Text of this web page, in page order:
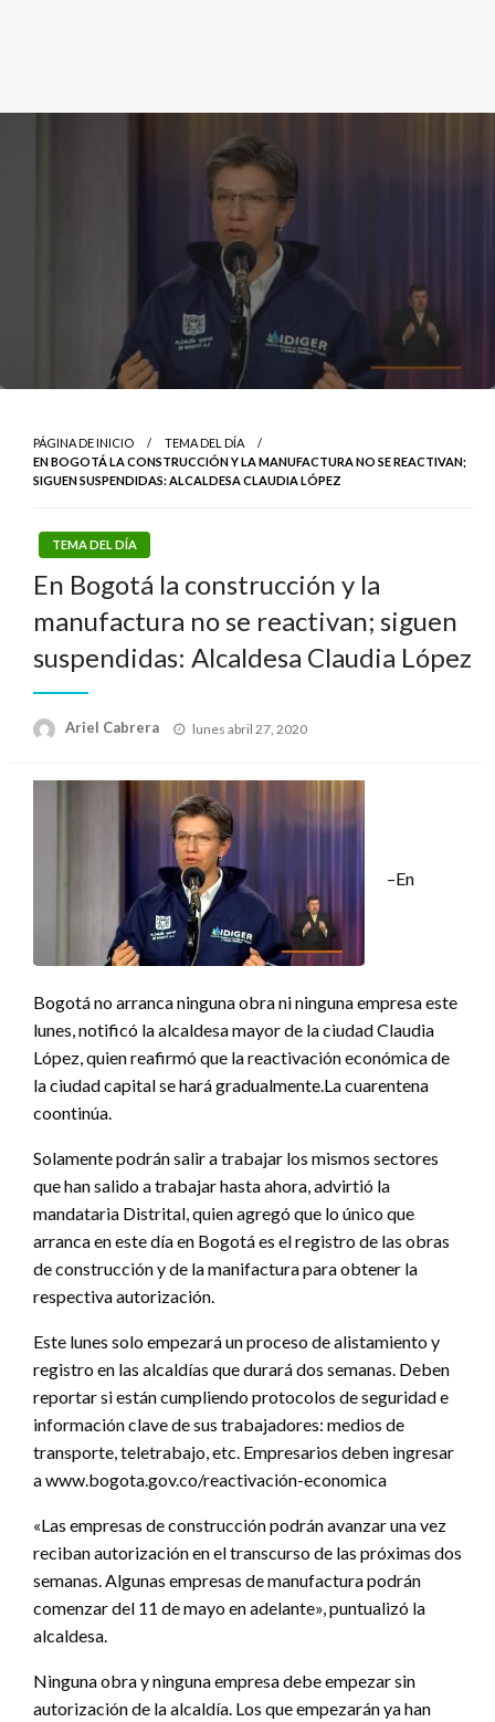
PÁGINA DE INICIO
TEMA DEL DÍA
EN BOGOTÁ LA CONSTRUCCIÓN Y LA MANUFACTURA NO SE REACTIVAN;
SIGUEN SUSPENDIDAS: ALCALDESA CLAUDIA LÓPEZ
TEMA DEL DÍA
En Bogotá la construcción y la
manufactura no se reactivan; siguen
suspendidas: Alcaldesa Claudia López
Ariel Cabrera
Publicado
lunes abril 27, 2020
–En
Bogotá no arranca ninguna obra ni ninguna empresa este
lunes, notificó la alcaldesa mayor de la ciudad Claudia
López, quien reafirmó que la reactivación económica de
la ciudad capital se hará gradualmente.La cuarentena
coontinúa.
Solamente podrán salir a trabajar los mismos sectores
que han salido a trabajar hasta ahora, advirtió la
mandataria Distrital, quien agregó que lo único que
arranca en este día en Bogotá es el registro de las obras
de construcción y de la manifactura para obtener la
respectiva autorización.
Este lunes solo empezará un proceso de alistamiento y
registro en las alcaldías que durará dos semanas. Deben
reportar si están cumpliendo protocolos de seguridad e
información clave de sus trabajadores: medios de
transporte, teletrabajo, etc. Empresarios deben ingresar
a www.bogota.gov.co/reactivación-economica
«Las empresas de construcción podrán avanzar una vez
reciban autorización en el transcurso de las próximas dos
semanas. Algunas empresas de manufactura podrán
comenzar del 11 de mayo en adelante», puntualizó la
alcaldesa.
Ninguna obra y ninguna empresa debe empezar sin
autorización de la alcaldía. Los que empezarán ya han